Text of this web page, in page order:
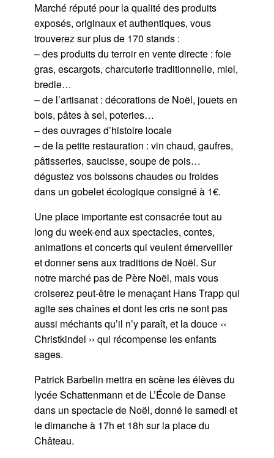
Marché réputé pour la qualité des produits
exposés, originaux et authentiques, vous
trouverez sur plus de 170 stands :
– des produits du terroir en vente directe : foie
gras, escargots, charcuterie traditionnelle, miel,
bredle…
– de l’artisanat : décorations de Noël, jouets en
bois, pâtes à sel, poteries…
– des ouvrages d’histoire locale
– de la petite restauration : vin chaud, gaufres,
pâtisseries, saucisse, soupe de pois…
dégustez vos boissons chaudes ou froides
dans un gobelet écologique consigné à 1€.
Une place importante est consacrée tout au
long du week-end aux spectacles, contes,
animations et concerts qui veulent émerveiller
et donner sens aux traditions de Noël. Sur
notre marché pas de Père Noël, mais vous
croiserez peut-être le menaçant Hans Trapp qui
agite ses chaînes et dont les cris ne sont pas
aussi méchants qu’il n’y paraît, et la douce ‹‹
Christkindel ›› qui récompense les enfants
sages.
Patrick Barbelin mettra en scène les élèves du
lycée Schattenmann et de L’École de Danse
dans un spectacle de Noël, donné le samedi et
le dimanche à 17h et 18h sur la place du
Château.